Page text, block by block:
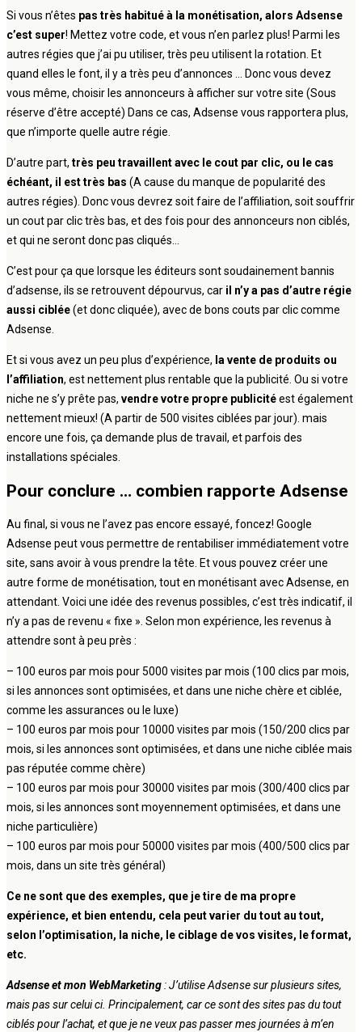
Si vous n’êtes pas très habitué à la monétisation, alors Adsense
c’est super! Mettez votre code, et vous n’en parlez plus! Parmi les
autres régies que j’ai pu utiliser, très peu utilisent la rotation. Et
quand elles le font, il y a très peu d’annonces … Donc vous devez
vous même, choisir les annonceurs à afficher sur votre site (Sous
réserve d’être accepté) Dans ce cas, Adsense vous rapportera plus,
que n’importe quelle autre régie.
D’autre part, très peu travaillent avec le cout par clic, ou le cas
échéant, il est très bas (A cause du manque de popularité des
autres régies). Donc vous devrez soit faire de l’affiliation, soit souffrir
un cout par clic très bas, et des fois pour des annonceurs non ciblés,
et qui ne seront donc pas cliqués…
C’est pour ça que lorsque les éditeurs sont soudainement bannis
d’adsense, ils se retrouvent dépourvus, car il n’y a pas d’autre régie
aussi ciblée(et donc cliquée), avec de bons couts par clic comme
Adsense.
Et si vous avez un peu plus d’expérience, la vente de produits ou
l’affiliation, est nettement plus rentable que la publicité. Ou si votre
niche ne s’y prête pas, vendre votre propre publicitéest également
nettement mieux! (A partir de 500 visites ciblées par jour). mais
encore une fois, ça demande plus de travail, et parfois des
installations spéciales.
Pour conclure … combien rapporte Adsense
Au final, si vous ne l’avez pas encore essayé, foncez! Google
Adsense peut vous permettre de rentabiliser immédiatement votre
site, sans avoir à vous prendre la tête. Et vous pouvez créer une
autre forme de monétisation, tout en monétisant avec Adsense, en
attendant. Voici une idée des revenus possibles, c’est très indicatif, il
n’y a pas de revenu « fixe ». Selon mon expérience, les revenus à
attendre sont à peu près :
– 100 euros par mois pour 5000 visites par mois (100 clics par mois,
si les annonces sont optimisées, et dans une niche chère et ciblée,
comme les assurances ou le luxe)
– 100 euros par mois pour 10000 visites par mois (150/200 clics par
mois, si les annonces sont optimisées, et dans une niche ciblée mais
pas réputée comme chère)
– 100 euros par mois pour 30000 visites par mois (300/400 clics par
mois, si les annonces sont moyennement optimisées, et dans une
niche particulière)
– 100 euros par mois pour 50000 visites par mois (400/500 clics par
mois, dans un site très général)
Ce ne sont que des exemples, que je tire de ma propre
expérience, et bien entendu, cela peut varier du tout au tout,
selon l’optimisation, la niche, le ciblage de vos visites, le format,
etc.
Adsense et mon WebMarketing : J’utilise Adsense sur plusieurs sites,
mais pas sur celui ci. Principalement, car ce sont des sites pas du tout
ciblés pour l’achat, et que je ne veux pas passer mes journées à m’en